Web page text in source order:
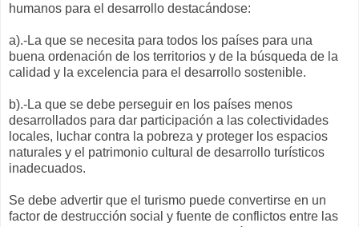
humanos para el desarrollo destacándose:
a).-La que se necesita para todos los países para una
buena ordenación de los territorios y de la búsqueda de la
calidad y la excelencia para el desarrollo sostenible.
b).-La que se debe perseguir en los países menos
desarrollados para dar participación a las colectividades
locales, luchar contra la pobreza y proteger los espacios
naturales y el patrimonio cultural de desarrollo turísticos
inadecuados.
Se debe advertir que el turismo puede convertirse en un
factor de destrucción social y fuente de conflictos entre las